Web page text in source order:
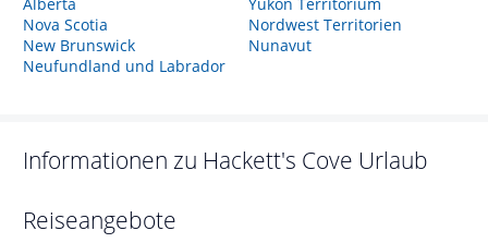
Nova Scotia
New Brunswick
Neufundland und Labrador
Nordwest Territorien
Nunavut
Informationen zu Hackett's Cove Urlaub
Reiseangebote